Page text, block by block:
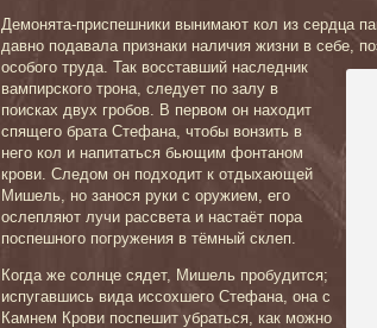
Демонята-приспешники вынимают кол из сердца
давно подавала признаки наличия жизни в себе,
особого труда. Так восставший наследник
вампирского трона, следует по залу в
поисках двух гробов. В первом он находит
спящего брата Стефана, чтобы вонзить в
него кол и напитаться бьющим фонтаном
крови. Следом он подходит к отдыхающей
Мишель, но занося руки с оружием, его
ослепляют лучи рассвета и настаёт пора
поспешного погружения в тёмный склеп.
Когда же солнце сядет, Мишель пробудится;
испугавшись вида иссохшего Стефана, она с
Камнем Крови поспешит убраться, как можно